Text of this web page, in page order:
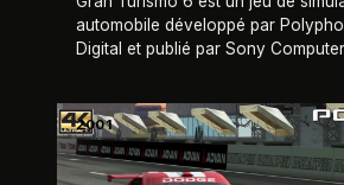
automobile développé par
Digital et publié par Sony Computer
de la série Gran…
2001